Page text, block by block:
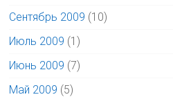
Сентябрь 2009 (10)
Июль 2009 (1)
Июнь 2009 (7)
Май 2009 (5)